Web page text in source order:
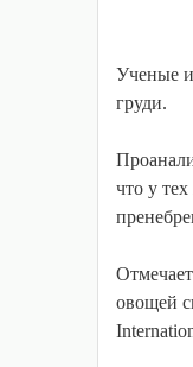
Ученые
груди.
что у
овощей